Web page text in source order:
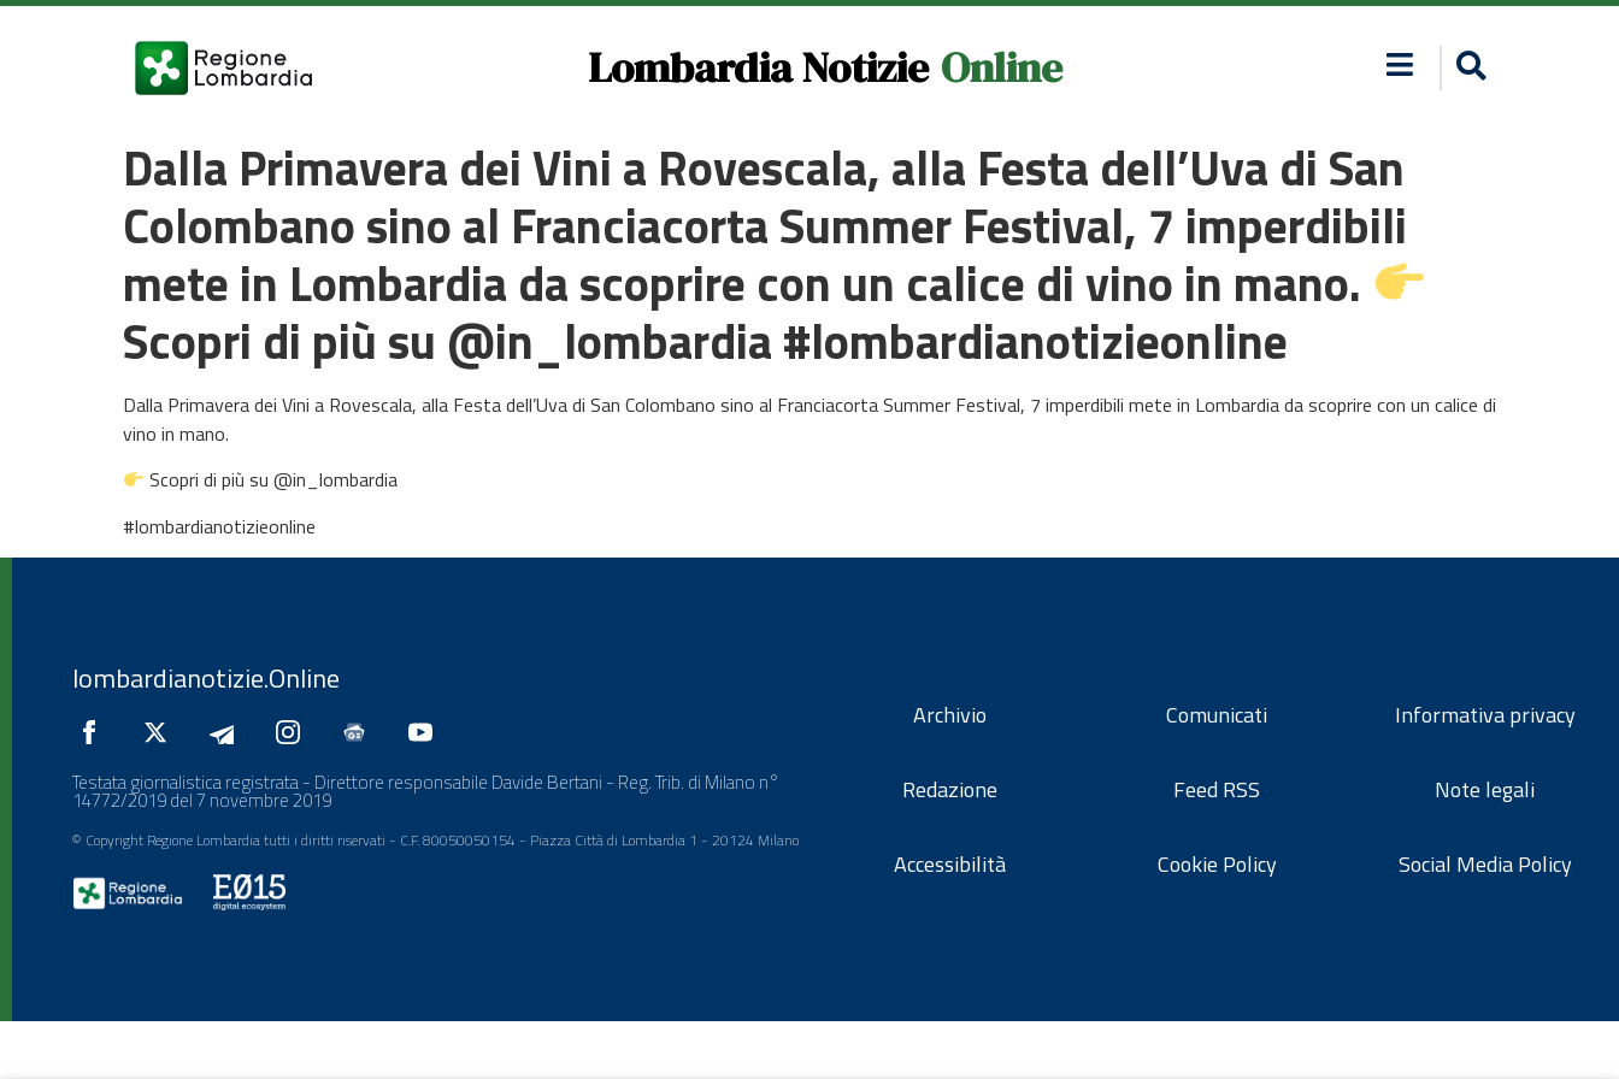
Lombardia Notizie Online
Dalla Primavera dei Vini a Rovescala, alla Festa dell’Uva di San
Colombano sino al Franciacorta Summer Festival, 7 imperdibili
mete in Lombardia da scoprire con un calice di vino in mano.
Scopri di più su @in_lombardia #lombardianotizieonline
Dalla Primavera dei Vini a Rovescala, alla Festa dell’Uva di San Colombano sino al Franciacorta Summer Festival, 7 imperdibili mete in Lombardia da scoprire con un calice di
vino in mano.
Scopri di più su @in_lombardia
#lombardianotizieonline
lombardianotizie.Online
Testata giornalistica registrata - Direttore responsabile Davide Bertani - Reg. Trib. di Milano n°
14772/2019 del 7 novembre 2019
© Copyright Regione Lombardia tutti i diritti riservati - C.F. 80050050154 - Piazza Città di Lombardia 1 - 20124 Milano
Archivio
Redazione
Accessibilità
Comunicati
Feed RSS
Cookie Policy
Informativa privacy
Note legali
Social Media Policy